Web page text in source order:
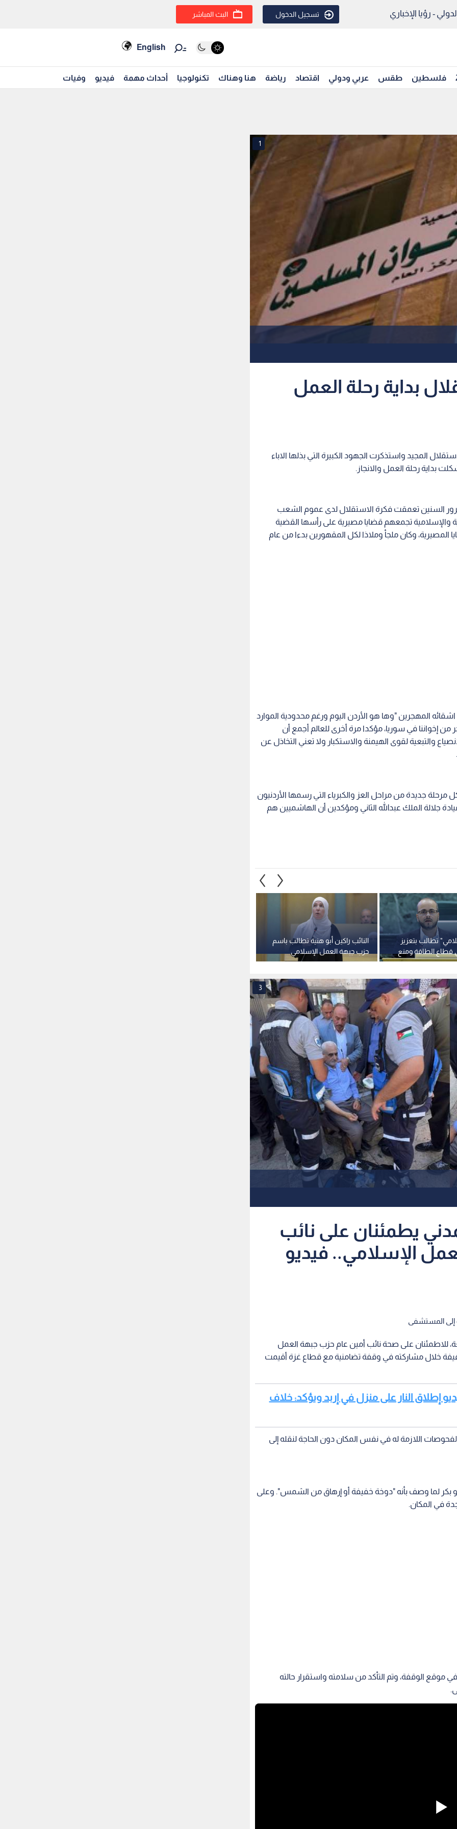
- رؤيا الإخباري تسجيل الدخول البث المباشر
English
فلسطين طقس عربي ودولي اقتصاد رياضة هنا وهناك تكنولوجيا أحداث مهمة فيديو وفيات
1
بداية رحلة العمل
المجيد واستذكرت الجهود الكبيرة التي بذلها الاباء
بداية رحلة العمل والانجاز.
السنين تعمقت فكرة الاستقلال لدى عموم الشعب
والإسلامية تجمعهم قضايا مصيرية على رأسها القضية
وكان ملجأ وملاذا لكل المقهورين بدءا من عام
اشقائه المهجرين "وها هو الأردن اليوم ورغم محدودية الموارد
إخواننا في سوريا، مؤكدا مرة أخرى للعالم أجمع أن
والتبعية لقوى الهيمنة والاستكبار ولا تعني التخاذل عن
مرحلة جديدة من مراحل العز والكبرياء التي رسمها الأردنيون
جلالة الملك عبدالله الثاني ومؤكدين أن الهاشميين هم
النائب راكين أبو هنية تطالب باسم
حزب جبهة العمل الإسلامي
بتقسيط مخالفات السير ورسوم
تطالب بتعزيز
قطاع الطاقة ومنع
بقانون الغاز
3
يطمئنان على نائب
الإسلامي.. فيديو
إلى المستشفى
للاطمئنان على صحة نائب أمين عام حزب جبهة العمل
خلال مشاركته في وقفة تضامنية مع قطاع غزة أقيمت
إطلاق النار على منزل في إربد ويؤكد: خلاف
اللازمة له في نفس المكان دون الحاجة لنقله إلى
بكر لما وصف بأنه "دوخة خفيفة أو إرهاق من الشمس". وعلى
في المكان.
موقع الوقفة، وتم التأكد من سلامته واستقرار حالته